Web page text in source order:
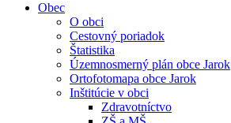
Obec
O obci
Cestovný poriadok
Štatistika
Územnosmerný plán obce Jarok
Ortofotomapa obce Jarok
Inštitúcie v obci
Zdravotníctvo